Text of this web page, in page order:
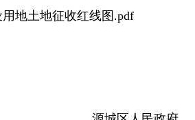
地土地征收红线图.pdf